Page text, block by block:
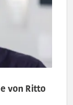
von Ritto